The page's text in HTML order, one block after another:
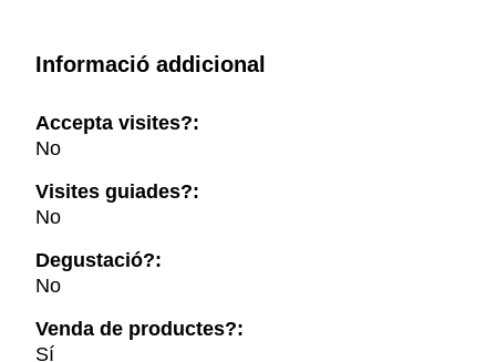
Informació addicional
Accepta visites?:
No
Visites guiades?:
No
Degustació?:
No
Venda de productes?:
Sí